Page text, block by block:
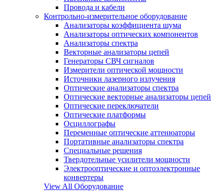
Провода и кабели
Контрольно-измерительное оборудование
Анализаторы коэффициента шума
Анализаторы оптических компонентов
Анализаторы спектра
Векторные анализаторы цепей
Генераторы СВЧ сигналов
Измерители оптической мощности
Источники лазерного излучения
Оптические анализаторы спектра
Оптические векторные анализаторы цепей
Оптические переключатели
Оптические платформы
Осциллографы
Переменные оптические аттенюаторы
Портативные анализаторы спектра
Специальные решения
Твердотельные усилители мощности
Электрооптические и оптоэлектронные
конвертеры
View All Оборудование